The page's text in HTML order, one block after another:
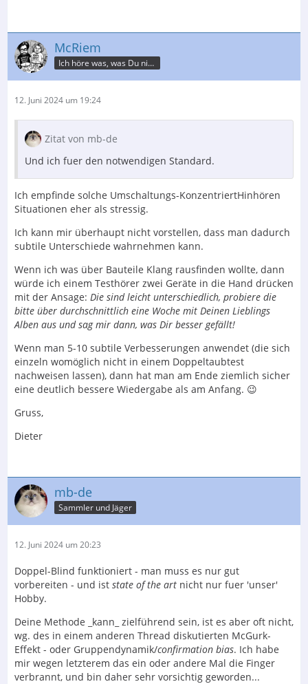
McRiem
Ich höre was, was Du nicht misst.
12. Juni 2024 um 19:24
Zitat von mb-de
Und ich fuer den notwendigen Standard.
Ich empfinde solche Umschaltungs-KonzentriertHinhören
Situationen eher als stressig.
Ich kann mir überhaupt nicht vorstellen, dass man dadurch
subtile Unterschiede wahrnehmen kann.
Wenn ich was über Bauteile Klang rausfinden wollte, dann
würde ich einem Testhörer zwei Geräte in die Hand drücken
mit der Ansage: Die sind leicht unterschiedlich, probiere die
bitte über durchschnittlich eine Woche mit Deinen Lieblings
Alben aus und sag mir dann, was Dir besser gefällt!
Wenn man 5-10 subtile Verbesserungen anwendet (die sich
einzeln womöglich nicht in einem Doppeltaubtest
nachweisen lassen), dann hat man am Ende ziemlich sicher
eine deutlich bessere Wiedergabe als am Anfang. 😉
Gruss,
Dieter
mb-de
Sammler und Jäger
12. Juni 2024 um 20:23
Doppel-Blind funktioniert - man muss es nur gut
vorbereiten - und ist state of the art nicht nur fuer 'unser'
Hobby.
Deine Methode _kann_ zielführend sein, ist es aber oft nicht,
wg. des in einem anderen Thread diskutierten McGurk-
Effekt - oder Gruppendynamik/confirmation bias. Ich habe
mir wegen letzterem das ein oder andere Mal die Finger
verbrannt, und bin daher sehr vorsichtig geworden...